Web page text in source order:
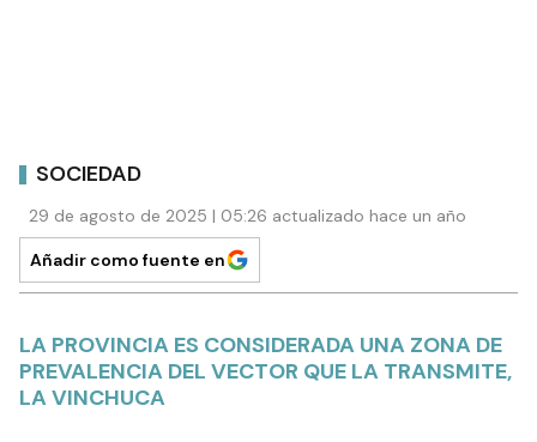
SOCIEDAD
29 de agosto de 2025 | 05:26 actualizado hace un año
Añadir como fuente en
LA PROVINCIA ES CONSIDERADA UNA ZONA DE
PREVALENCIA DEL VECTOR QUE LA TRANSMITE,
LA VINCHUCA